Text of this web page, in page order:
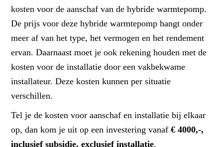
kosten voor de aanschaf van de hybride warmtepomp.
De prijs voor deze hybride warmtepomp hangt onder
meer af van het type, het vermogen en het rendement
ervan. Daarnaast moet je ook rekening houden met de
kosten voor de installatie door een vakbekwame
installateur. Deze kosten kunnen per situatie
verschillen.
Tel je de kosten voor aanschaf en installatie bij elkaar
op, dan kom je uit op een investering vanaf€ 4000,-,
inclusief subsidie, exclusief installatie.